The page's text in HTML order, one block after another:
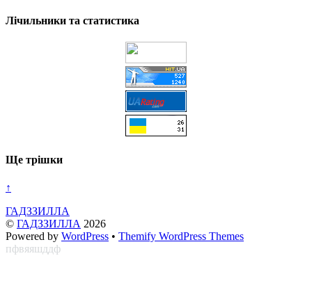
Лічильники та статистика
Ще трішки
↑
ГАДЗЗИЛЛА
© ГАДЗЗИЛЛА 2026
Powered by WordPress • Themify WordPress Themes
пфвяяшддф